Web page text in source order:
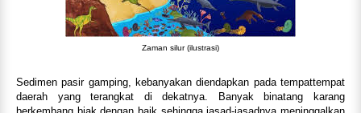
Zaman silur (ilustrasi)
Sedimen pasir gamping, kebanyakan diendapkan pada tempattempat
daerah yang terangkat di dekatnya. Banyak binatang karang